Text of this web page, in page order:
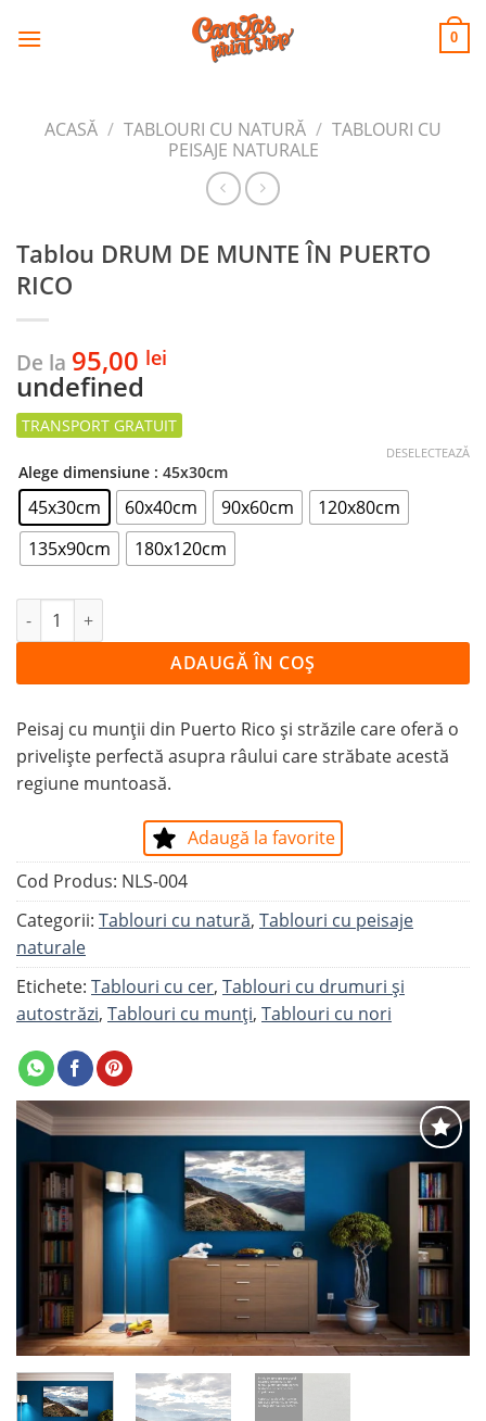
CANVAS
PRINT SHOP 0
ACASĂ / TABLOURI CU NATURĂ / TABLOURI CU
PEISAJE NATURALE
Adaugă
la
favorite
Tablou DRUM DE MUNTE ÎN PUERTO
RICO
De la 95,00 lei
undefined
Alege dimensiune : 45x30cm
45x30cm 60x40cm 90x60cm
120x80cm
135x90cm
180x120cm
DESELECTEAZĂ
Cantitate Tablou DRUM DE MUNTE ÎN PUERTO RICO
ADAUGĂ ÎN COȘ
Peisaj cu munții din Puerto Rico și străzile care oferă o
priveliște perfectă asupra râului care străbate acestă
regiune muntoasă.
Adaugă la favorite
Cod Produs: NLS-004
Categorii: Tablouri cu natură, Tablouri cu peisaje
naturale
Etichete: Tablouri cu cer, Tablouri cu drumuri și
autostrăzi, Tablouri cu munți, Tablouri cu nori